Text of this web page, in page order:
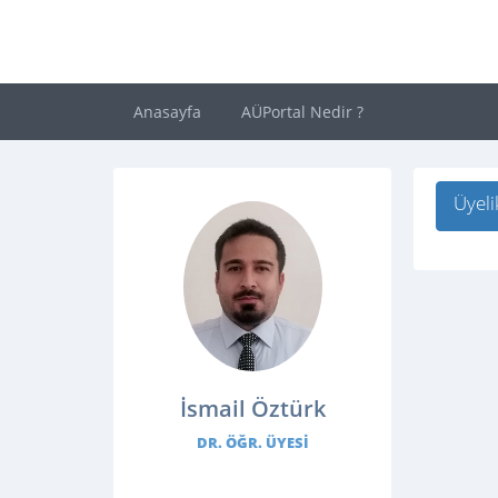
Anasayfa AÜPortal Nedir ?
İsmail Öztürk
DR. ÖĞR. ÜYESI